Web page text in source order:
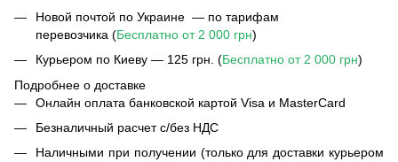
Новой почтой по Украине — по тарифам
перевозчика (Бесплатно от 2 000 грн)
Курьером по Киеву — 125 грн. (Бесплатно от 2 000 грн)
Подробнее о доставке
Онлайн оплата банковской картой Visa и MasterCard
Безналичный расчет с/без НДС
Наличными при получении (только для доставки курьером